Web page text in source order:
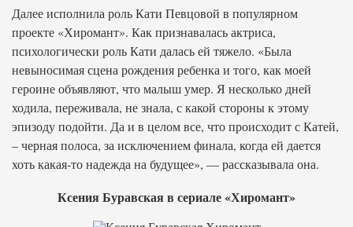
Далее исполнила роль Кати Певцовой в популярном
проекте «Хиромант». Как признавалась актриса,
психологически роль Кати далась ей тяжело. «Была
невыносимая сцена рождения ребенка и того, как моей
героине объявляют, что малыш умер. Я несколько дней
ходила, переживала, не знала, с какой стороны к этому
эпизоду подойти. Да и в целом все, что происходит с Катей,
– черная полоса, за исключением финала, когда ей дается
хоть какая-то надежда на будущее», — рассказывала она.
Ксения Буравская в сериале «Хиромант»